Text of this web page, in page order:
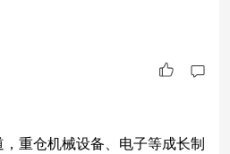
$南方有色金属ETF联接C$ #A
布局反弹行情？#
重仓机械设备、电子等成长制